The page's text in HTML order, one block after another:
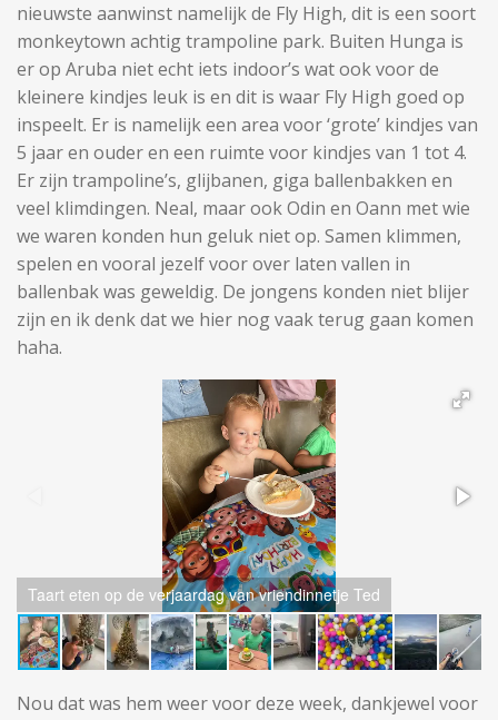
nieuwste aanwinst namelijk de Fly High, dit is een soort
monkeytown achtig trampoline park. Buiten Hunga is
er op Aruba niet echt iets indoor’s wat ook voor de
kleinere kindjes leuk is en dit is waar Fly High goed op
inspeelt. Er is namelijk een area voor ‘grote’ kindjes van
5 jaar en ouder en een ruimte voor kindjes van 1 tot 4.
Er zijn trampoline’s, glijbanen, giga ballenbakken en
veel klimdingen. Neal, maar ook Odin en Oann met wie
we waren konden hun geluk niet op. Samen klimmen,
spelen en vooral jezelf voor over laten vallen in
ballenbak was geweldig. De jongens konden niet blijer
zijn en ik denk dat we hier nog vaak terug gaan komen
haha.
Taart eten op de verjaardag van vriendinnetje Ted
Nou dat was hem weer voor deze week, dankjewel voor